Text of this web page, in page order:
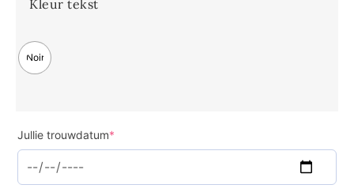
Kleur tekst
Noir
Jullie trouwdatum*